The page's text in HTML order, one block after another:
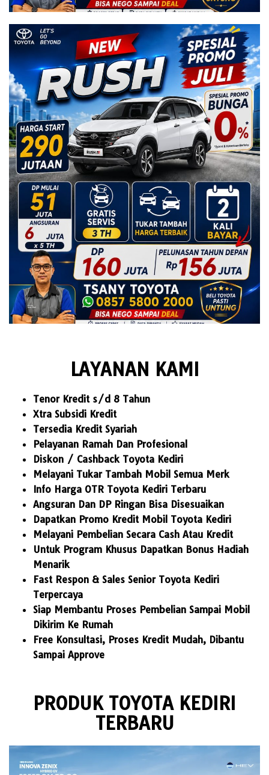
LAYANAN KAMI
Tenor Kredit s/d 8 Tahun
Xtra Subsidi Kredit
Tersedia Kredit Syariah
Pelayanan Ramah Dan Profesional
Diskon / Cashback Toyota Kediri
Melayani Tukar Tambah Mobil Semua Merk
Info Harga OTR Toyota Kediri Terbaru
Angsuran Dan DP Ringan Bisa Disesuaikan
Dapatkan Promo Kredit Mobil Toyota Kediri
Melayani Pembelian Secara Cash Atau Kredit
Untuk Program Khusus Dapatkan Bonus Hadiah
Menarik
Fast Respon & Sales Senior Toyota Kediri
Terpercaya
Siap Membantu Proses Pembelian Sampai Mobil
Dikirim Ke Rumah
Free Konsultasi, Proses Kredit Mudah, Dibantu
Sampai Approve
PRODUK TOYOTA KEDIRI
TERBARU